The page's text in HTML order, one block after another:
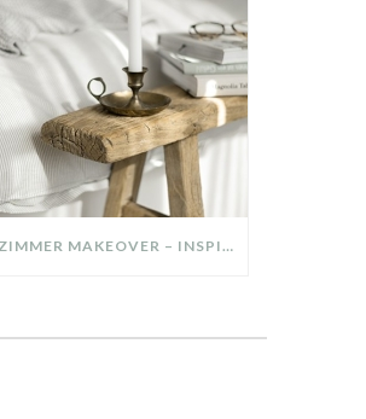
SCHLAFZIMMER MAKEOVER – INSPIRATION FÜR DEIN SCHLAFZIMMER: AUS ALT MACH NEU – HELL, GEMÜTLICH UND EINLADEND